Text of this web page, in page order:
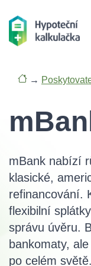
→
mBank nabízí
klasické,
refinancování.
flexibilní
správu úvěru.
bankomaty,
po celém světě.